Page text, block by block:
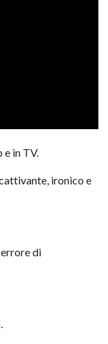
in TV.
ironico e
di